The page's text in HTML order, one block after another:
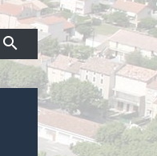
search